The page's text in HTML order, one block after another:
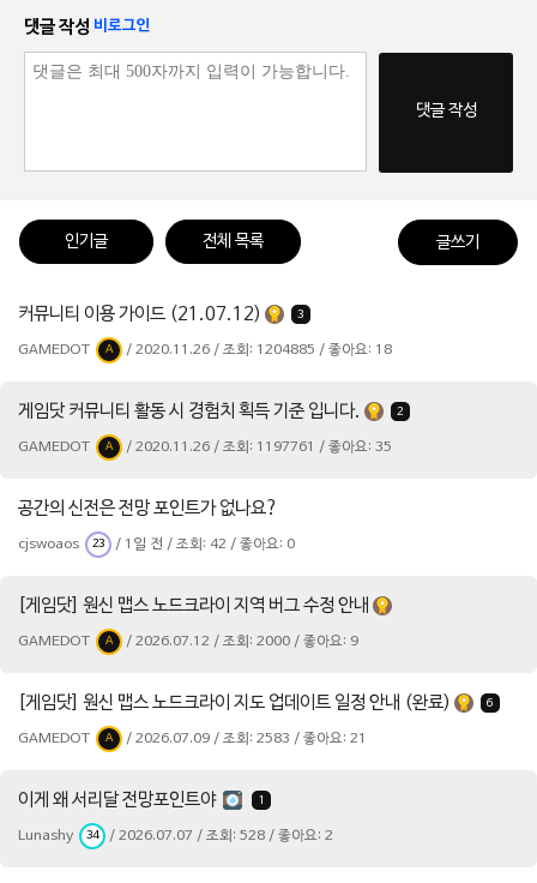
댓글 작성 비로그인
댓글 작성
인기글 전체 목록 글쓰기
커뮤니티 이용 가이드 (21.07.12) 3
GAMEDOT A / 2020.11.26 / 조회: 1204885 / 좋아요: 18
게임닷 커뮤니티 활동 시 경험치 획득 기준 입니다. 2
GAMEDOT A / 2020.11.26 / 조회: 1197761 / 좋아요: 35
공간의 신전은 전망 포인트가 없나요?
cjswoaos 23 / 1일 전 / 조회: 42 / 좋아요: 0
[게임닷] 원신 맵스 노드크라이 지역 버그 수정 안내
GAMEDOT A / 2026.07.12 / 조회: 2000 / 좋아요: 9
[게임닷] 원신 맵스 노드크라이 지도 업데이트 일정 안내 (완료) 6
GAMEDOT A / 2026.07.09 / 조회: 2583 / 좋아요: 21
이게 왜 서리달 전망포인트야 1
Lunashy 34 / 2026.07.07 / 조회: 528 / 좋아요: 2